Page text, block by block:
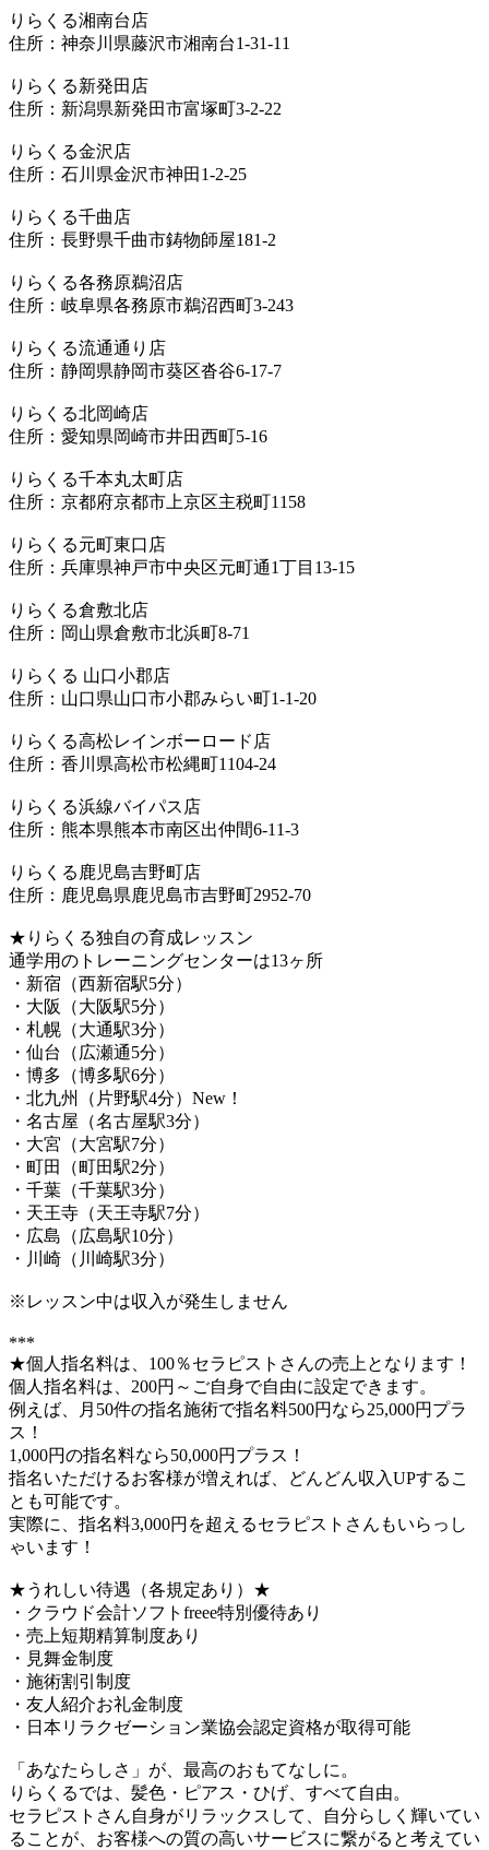
りらくる湘南台店
住所：神奈川県藤沢市湘南台1-31-11
りらくる新発田店
住所：新潟県新発田市富塚町3-2-22
りらくる金沢店
住所：石川県金沢市神田1-2-25
りらくる千曲店
住所：長野県千曲市鋳物師屋181-2
りらくる各務原鵜沼店
住所：岐阜県各務原市鵜沼西町3-243
りらくる流通通り店
住所：静岡県静岡市葵区沓谷6-17-7
りらくる北岡崎店
住所：愛知県岡崎市井田西町5-16
りらくる千本丸太町店
住所：京都府京都市上京区主税町1158
りらくる元町東口店
住所：兵庫県神戸市中央区元町通1丁目13-15
りらくる倉敷北店
住所：岡山県倉敷市北浜町8-71
りらくる 山口小郡店
住所：山口県山口市小郡みらい町1-1-20
りらくる高松レインボーロード店
住所：香川県高松市松縄町1104-24
りらくる浜線バイパス店
住所：熊本県熊本市南区出仲間6-11-3
りらくる鹿児島吉野町店
住所：鹿児島県鹿児島市吉野町2952-70
★りらくる独自の育成レッスン
通学用のトレーニングセンターは13ヶ所
・新宿（西新宿駅5分）
・大阪（大阪駅5分）
・札幌（大通駅3分）
・仙台（広瀬通5分）
・博多（博多駅6分）
・北九州（片野駅4分）New！
・名古屋（名古屋駅3分）
・大宮（大宮駅7分）
・町田（町田駅2分）
・千葉（千葉駅3分）
・天王寺（天王寺駅7分）
・広島（広島駅10分）
・川崎（川崎駅3分）
※レッスン中は収入が発生しません
***
★個人指名料は、100％セラピストさんの売上となります！
個人指名料は、200円～ご自身で自由に設定できます。
例えば、月50件の指名施術で指名料500円なら25,000円プラ
ス！
1,000円の指名料なら50,000円プラス！
指名いただけるお客様が増えれば、どんどん収入UPするこ
とも可能です。
実際に、指名料3,000円を超えるセラピストさんもいらっし
ゃいます！
★うれしい待遇（各規定あり）★
・クラウド会計ソフトfreee特別優待あり
・売上短期精算制度あり
・見舞金制度
・施術割引制度
・友人紹介お礼金制度
・日本リラクゼーション業協会認定資格が取得可能
「あなたらしさ」が、最高のおもてなしに。
りらくるでは、髪色・ピアス・ひげ、すべて自由。
セラピストさん自身がリラックスして、自分らしく輝いてい
ることが、お客様への質の高いサービスに繋がると考えてい